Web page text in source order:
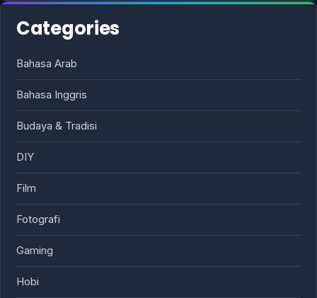
Categories
Bahasa Arab
Bahasa Inggris
Budaya & Tradisi
DIY
Film
Fotografi
Gaming
Hobi